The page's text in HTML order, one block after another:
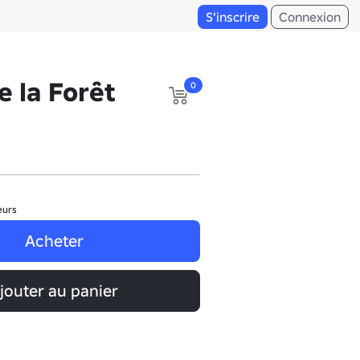
S'inscrire Connexion
la Forêt 0
Acheter
au panier